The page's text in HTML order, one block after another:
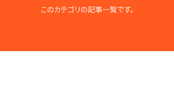
このカテゴリの記事一覧です。